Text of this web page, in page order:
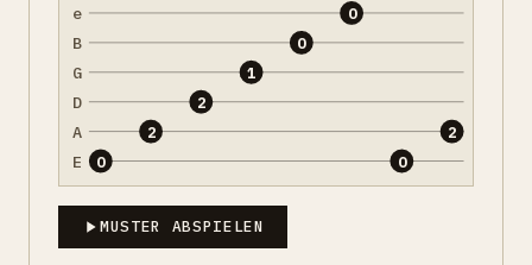
e
B
G
D
A
E 0
2
2
1
0
0
0
2
MUSTER ABSPIELEN